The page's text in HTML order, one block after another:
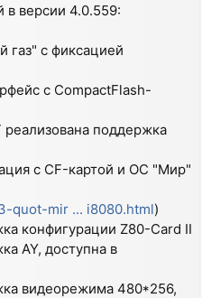
версии 4.0.559:
газ" с фиксацией
с CompactFlash-
поддержка
с CF-картой и ОС "Мир"
quot-mir ... i8080.html)
конфигурации Z80-Card II
AY, доступна в
видеорежима 480*256,